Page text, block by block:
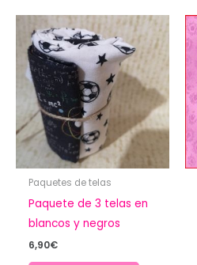
Paquetes de telas
Paquete de 3 telas en
blancos y negros
6,90€